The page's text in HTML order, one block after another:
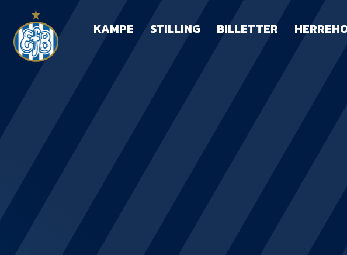
KAMPE STILLING BILLETTER